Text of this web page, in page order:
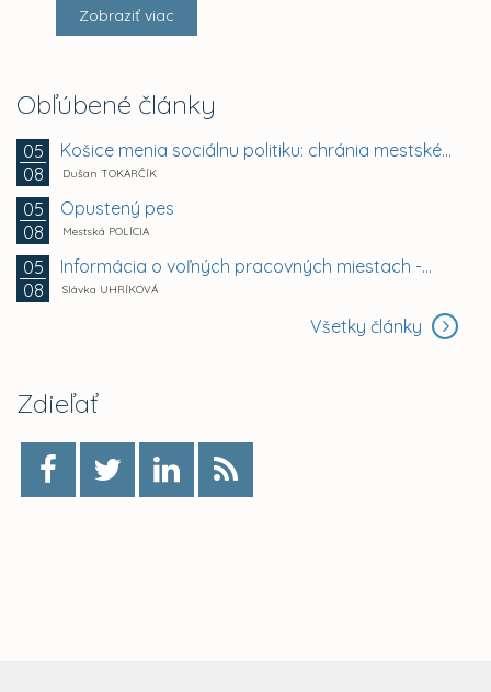
Zobraziť viac
Obľúbené články
05
08
Košice menia sociálnu politiku: chránia mestské byty...
Dušan TOKARČÍK
05
08
Opustený pes
Mestská POLÍCIA
05
08
Informácia o voľných pracovných miestach -...
Slávka UHRÍKOVÁ
Všetky články
Zdieľať